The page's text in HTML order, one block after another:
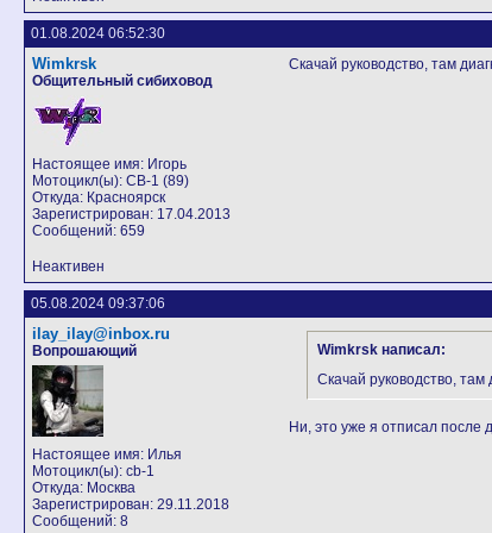
01.08.2024 06:52:30
Wimkrsk
Общительный сибиховод
Настоящее имя: Игорь
Мотоцикл(ы): CB-1 (89)
Откуда: Красноярск
Зарегистрирован: 17.04.2013
Сообщений: 659
Скачай руководство, там
Неактивен
05.08.2024 09:37:06
ilay_ilay@inbox.ru
Вопрошающий
Настоящее имя: Илья
Мотоцикл(ы): cb-1
Откуда: Москва
Зарегистрирован: 29.11.2018
Сообщений: 8
Wimkrsk написал:
Скачай руководство,
Ни, это уже я отписал после